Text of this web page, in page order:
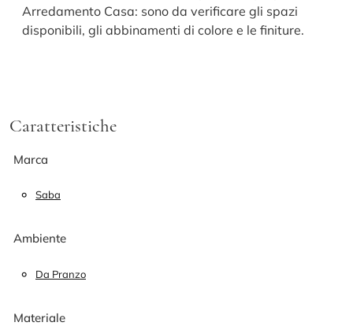
Arredamento Casa: sono da verificare gli spazi
disponibili, gli abbinamenti di colore e le finiture.
Caratteristiche
Marca
Saba
Ambiente
Da Pranzo
Materiale